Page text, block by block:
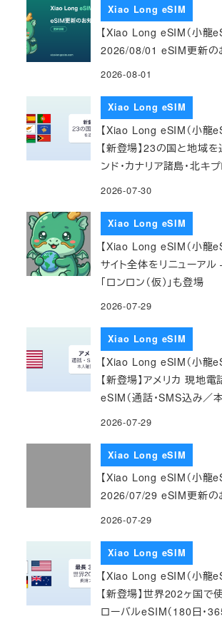
Xiao Long eSIM
【Xiao Long eSIM（小龍
2026/08/01 eSIM更新の
2026-08-01
Xiao Long eSIM
【Xiao Long eSIM（小龍
【新登場】23の国と地域を
ンド・カナリア諸島・北キ
2026-07-30
Xiao Long eSIM
【Xiao Long eSIM（小龍
サイト全体をリニューア
「ロンロン（仮）」も登場
2026-07-29
Xiao Long eSIM
【Xiao Long eSIM（小龍
【新登場】アメリカ 現地
eSIM（通話・SMS込み／
2026-07-29
Xiao Long eSIM
【Xiao Long eSIM（小龍
2026/07/29 eSIM更新の
2026-07-29
Xiao Long eSIM
【Xiao Long eSIM（小龍
【新登場】世界202ヶ国で
ローバルeSIM（180日・